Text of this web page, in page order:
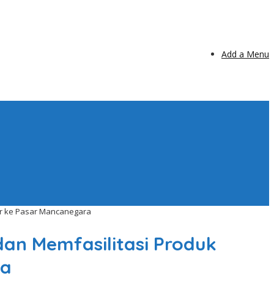
Add a Menu
ke Pasar Mancanegara
Memfasilitasi Produk